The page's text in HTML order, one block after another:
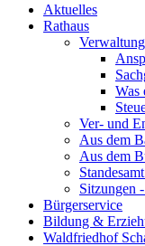
Aktuelles
Rathaus
Verwaltung
Was
Ver- und
Aus dem
Aus dem
Sitzungen
Bürgerservice
Bildung &
Waldfriedhof